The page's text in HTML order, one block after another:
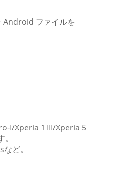
Android ファイルを
I/Xperia 1 III/Xperia 5
ど。